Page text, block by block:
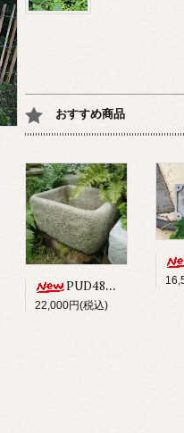
おすすめ商品
PUD48 ALPINE PLANTER
22,000円(税込)